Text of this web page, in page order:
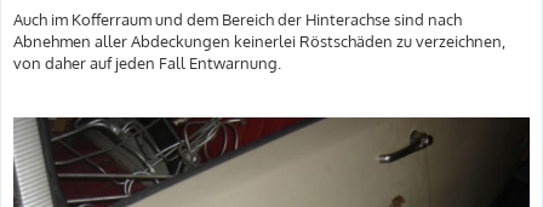
Auch im Kofferraum und dem Bereich der Hinterachse sind nach
Abnehmen aller Abdeckungen keinerlei Röstschäden zu verzeichnen,
von daher auf jeden Fall Entwarnung.